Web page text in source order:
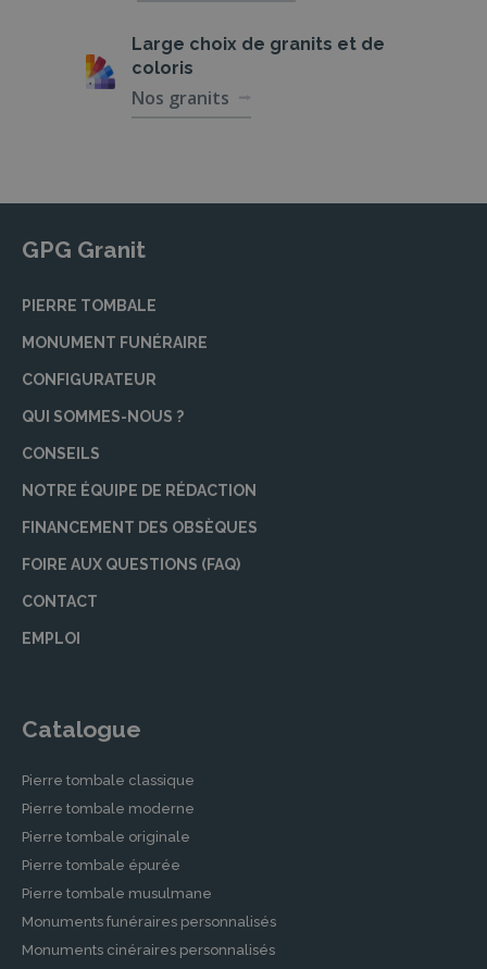
Large choix de granits et de
coloris
Nos granits
GPG Granit
PIERRE TOMBALE
MONUMENT FUNÉRAIRE
CONFIGURATEUR
QUI SOMMES-NOUS ?
CONSEILS
NOTRE ÉQUIPE DE RÉDACTION
FINANCEMENT DES OBSÈQUES
FOIRE AUX QUESTIONS (FAQ)
CONTACT
EMPLOI
Catalogue
Pierre tombale classique
Pierre tombale moderne
Pierre tombale originale
Pierre tombale épurée
Pierre tombale musulmane
Monuments funéraires personnalisés
Monuments cinéraires personnalisés